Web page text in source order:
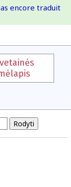
encore traduit